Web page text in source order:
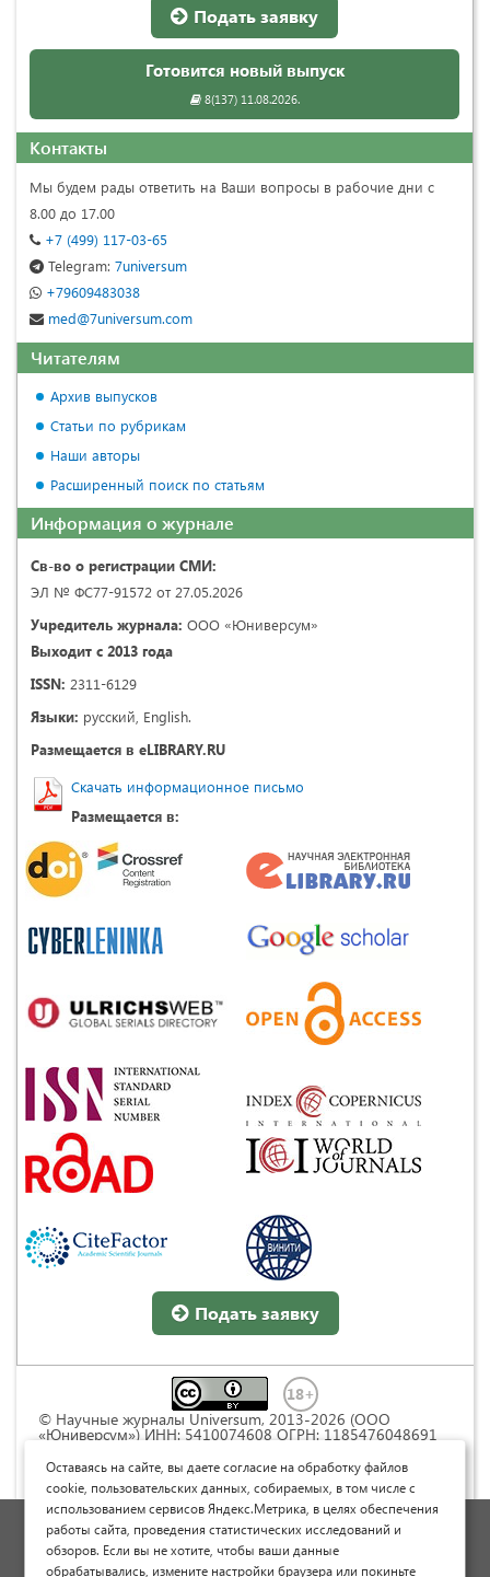
Подать заявку
Готовится новый выпуск
8(137) 11.08.2026.
Контакты
Мы будем рады ответить на Ваши вопросы в рабочие дни с
8.00 до 17.00
+7 (499) 117-03-65
Telegram: 7universum
+79609483038
med@7universum.com
Читателям
Архив выпусков
Статьи по рубрикам
Наши авторы
Расширенный поиск по статьям
Информация о журнале
Св-во о регистрации СМИ:
ЭЛ № ФС77-91572 от 27.05.2026
Учредитель журнала: ООО «Юниверсум»
Выходит с 2013 года
ISSN: 2311-6129
Языки: русский, English.
Размещается в eLIBRARY.RU
Скачать информационное письмо
Размещается в:
Подать заявку
© Научные журналы Universum, 2013-2026 (ООО
«Юниверсум») ИНН: 5410074608 ОГРН: 1185476048691
Commons « Attribution» («Атрибуция») 4.0
Непортированная
Политика обработки персональных данных
Договор оферты
Оставаясь на сайте, вы даете согласие на обработку файлов
cookie, пользовательских данных, собираемых, в том числе с
использованием сервисов Яндекс.Метрика, в целях обеспечения
работы сайта, проведения статистических исследований и
обзоров. Если вы не хотите, чтобы ваши данные
обрабатывались, измените настройки браузера или покиньте